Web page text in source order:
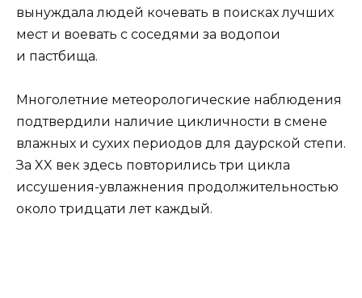
вынуждала людей кочевать в поисках лучших
мест и воевать с соседями за водопои
и пастбища.
Многолетние метеорологические наблюдения
подтвердили наличие цикличности в смене
влажных и сухих периодов для даурской степи.
За XX век здесь повторились три цикла
иссушения-увлажнения продолжительностью
около тридцати лет каждый.